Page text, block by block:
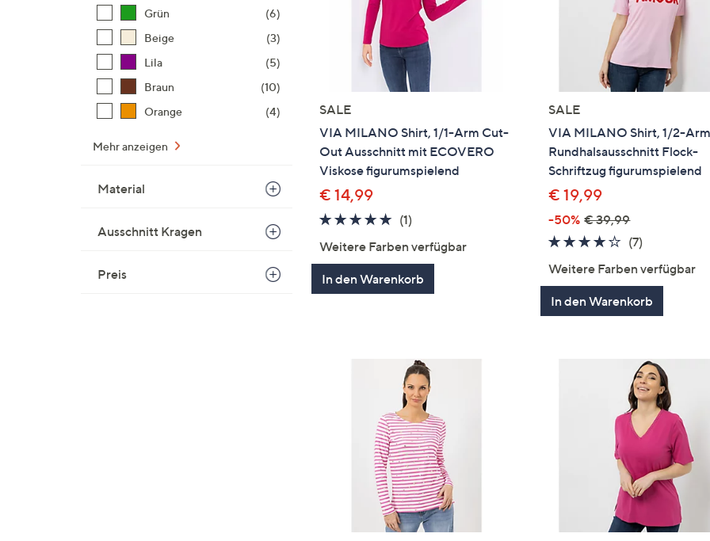
Grün
(6)
Beige
(3)
Lila
(5)
Braun
(10)
Orange
(4)
Mehr anzeigen
Material
Ausschnitt Kragen
Preis
SALE
VIA MILANO Shirt, 1/1-Arm Cut-
Out Ausschnitt mit ECOVERO
Viskose figurumspielend
€ 14,99
5.0
5
(1)1
Weitere Farben verfügbar
In den Warenkorb
SALE
VIA MILANO Shirt, 1/2-
Rundhalsausschnitt Flock-
Schriftzug figurumspielend
€ 19,99
-50% € 39,99
4.1
5
(7)
Weitere Farben verfügbar
In den Warenkorb